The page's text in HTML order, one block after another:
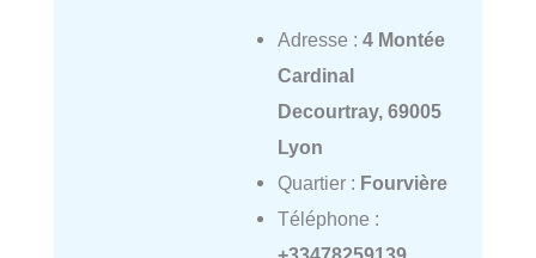
Adresse : 4 Montée
Cardinal
Decourtray, 69005
Lyon
Quartier : Fourvière
Téléphone :